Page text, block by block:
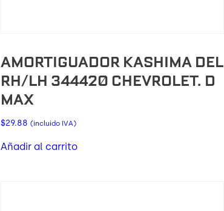
AMORTIGUADOR KASHIMA DEL
RH/LH 344420 CHEVROLET. D
MAX
$29.88 (incluido IVA)
Añadir al carrito